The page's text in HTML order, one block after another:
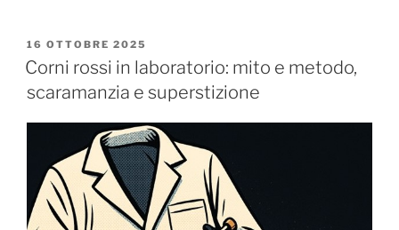
PUBBLICATO
IL
16 OTTOBRE 2025
Corni rossi in laboratorio: mito e metodo,
scaramanzia e superstizione